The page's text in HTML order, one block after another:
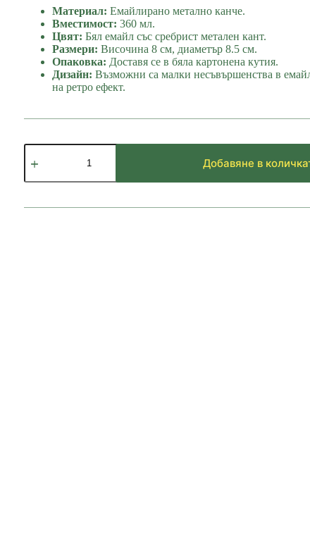
Материал: Емайлирано метално канче.
Вместимост: 360 мл.
Цвят: Бял емайл със сребрист метален кант.
Размери: Височина 8 см, диаметър 8.5 см.
Опаковка: Доставя се в бяла картонена кутия.
Дизайн: Възможни са малки несъвършенства в
на ретро ефект.
количество
за
Странджа
Добавяне в